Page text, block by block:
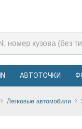
АВТОТОЧКИ
Легковые автомобили